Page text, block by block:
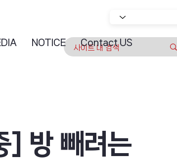
NOTICE Contact US
] 방 빼려는